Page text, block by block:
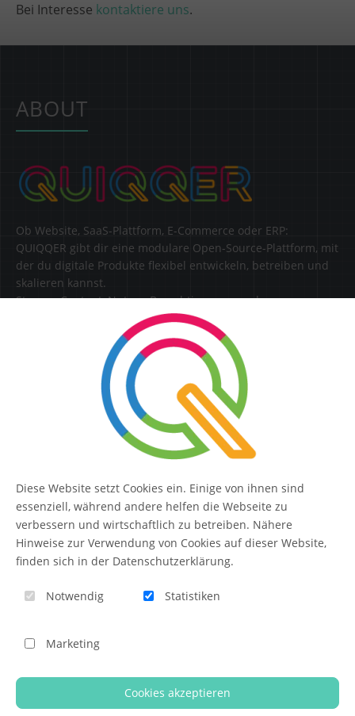
Bei Interesse kontaktiere uns.
ABOUT
Ob Website, SaaS-Plattform, E-Commerce oder ERP:
QUIQQER gibt dir eine modulare Open-Source-Plattform, mit
der du digitale Produkte flexibel entwickeln, betreiben und
skalieren kannst.
Steuere Content, Nutzer, Berechtigungen und
Erweiterungen zentral in einer Lösung.
QUIQQER
Themen-Übersicht
Impressum
Diese Website setzt Cookies ein. Einige von ihnen sind
essenziell, während andere helfen die Webseite zu
verbessern und wirtschaftlich zu betreiben. Nähere
Hinweise zur Verwendung von Cookies auf dieser Website,
finden sich in der Datenschutzerklärung.
Notwendig Statistiken
Marketing
Cookies akzeptieren